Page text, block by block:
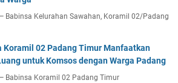
Babinsa Kelurahan Sawahan, Koramil 02/Padang
Koramil 02 Padang Timur Manfaatkan
untuk Komsos dengan Warga Padang
Babinsa Koramil 02 Padang Timur